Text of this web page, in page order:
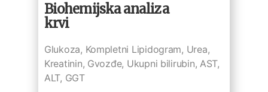
Biohemijska analiza
krvi
Glukoza, Kompletni Lipidogram, Urea,
Kreatinin, Gvozđe, Ukupni bilirubin, AST,
ALT, GGT